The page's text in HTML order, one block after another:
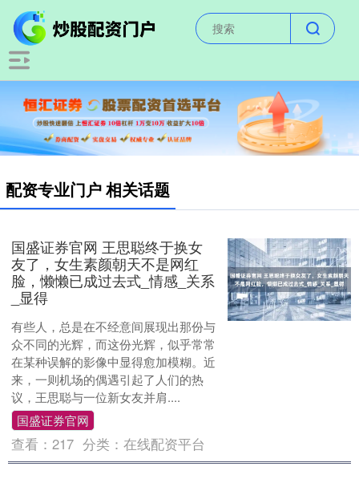
配资专业门户 相关话题
国盛证券官网 王思聪终于换女
友了，女生素颜朝天不是网红
脸，懒懒已成过去式_情感_关系
_显得
有些人，总是在不经意间展现出那份与
众不同的光辉，而这份光辉，似乎常常
在某种误解的影像中显得愈加模糊。近
来，一则机场的偶遇引起了人们的热
议，王思聪与一位新女友并肩....
国盛证券官网
查看：217 分类：在线配资平台